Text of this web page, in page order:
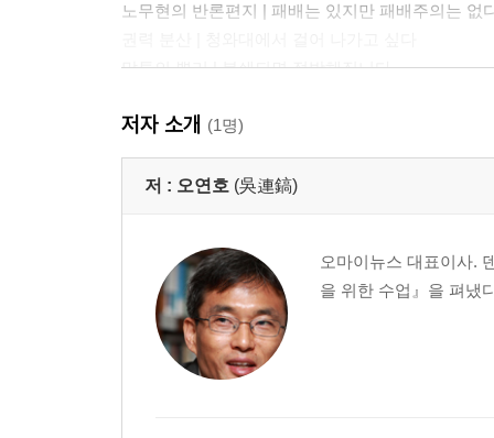
노무현의 반론편지 | 패배는 있지만 패배주의는 없
말투의 뿌리 | 봉쇄되면 절박해집니다
3장 노무현의 정치학 강의
정치를 하는 이유 | 정의가 패배하는 것을 인정할
노무현과 김대중 | 사람 사는 세상을 위한 역사 이
미래의 지도자 | 승부사 노무현, 부드러움을 부러워
북핵 해법 | 9·19성명에 모든 답이 있다
이라크 파병 | 잘못된 선택이었지만 불가피했다
한미관계와 FTA | 미국의 압력? 뛰어들어야 낙오하
예비 정치인에게 | 흙탕물에 들어갈 용기가 있습니
저자 소개 (1명)
저 : 오연호 (吳連鎬)
오마이뉴스 대표이사.
을 위한 수업』을 펴냈